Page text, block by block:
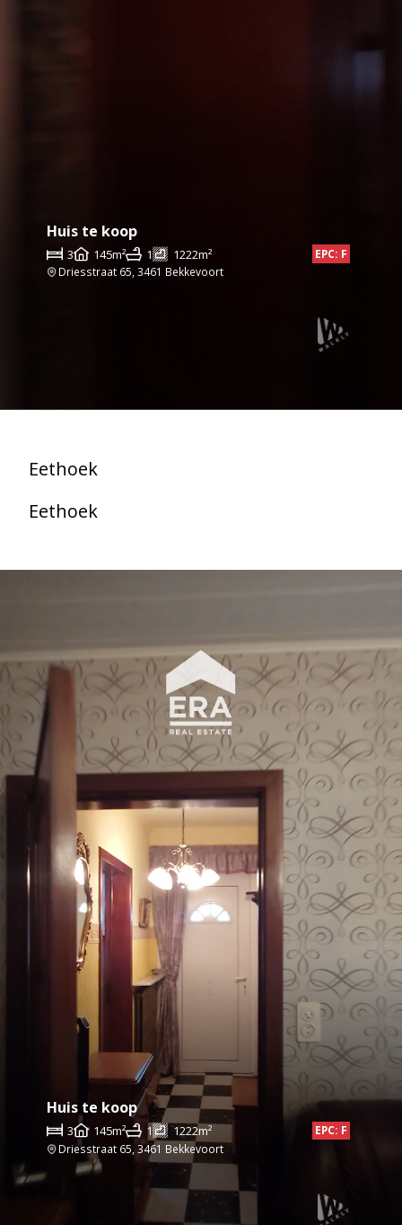
Huis te koop
3 145m² 1 1222m²
EPC: F
Driesstraat 65, 3461 Bekkevoort
Eethoek
Eethoek
Huis te koop
3 145m² 1 1222m²
EPC: F
Driesstraat 65, 3461 Bekkevoort